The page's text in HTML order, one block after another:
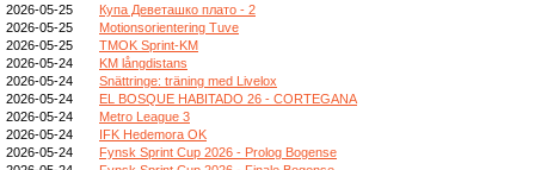
2026-05-25
Купа Деветашко плато - 2
2026-05-25
Motionsorientering Tuve
2026-05-25
TMOK Sprint-KM
2026-05-24
KM långdistans
2026-05-24
Snättringe: träning med Livelox
2026-05-24
EL BOSQUE HABITADO 26 - CORTEGANA
2026-05-24
Metro League 3
2026-05-24
IFK Hedemora OK
2026-05-24
Fynsk Sprint Cup 2026 - Prolog Bogense